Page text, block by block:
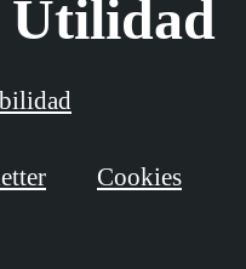
Utilidad
Cookies